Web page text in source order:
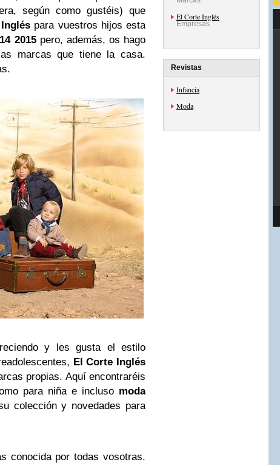
según como gustéis) que
para vuestros hijos esta
2015pero, además, os hago
marcas que tiene la casa.
y les gusta el estilo
El Corte Inglés
propias. Aquí encontraréis
para niña e incluso moda
colección y novedades para
conocida por todas vosotras.
El Corte Inglés
Empresas
Revistas
Infancia
Moda